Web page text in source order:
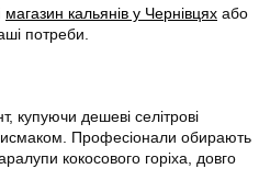
магазин кальянів у Чернівцях або
потреби.
купуючи дешеві селітрові
Професіонали обирають
кокосового горіха, довго